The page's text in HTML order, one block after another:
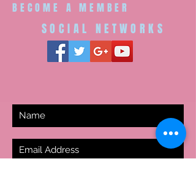
BECOME A MEMBER
SOCIAL NETWORKS